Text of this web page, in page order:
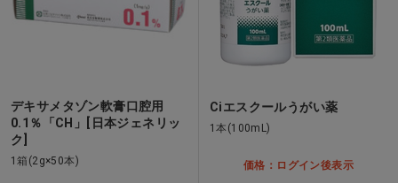
デキサメタゾン軟膏口腔用
0.1％「CH」[日本ジェネリッ
ク]
1箱(2g×50本)
Ciエスクールうがい薬
1本(100mL)
価格：ログイン後表示